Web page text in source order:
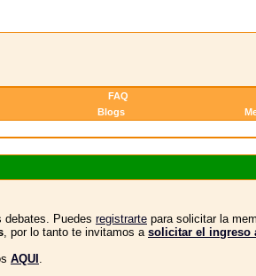
FAQ
Blogs
Puedes registrarte para solicitar la
, por lo tanto te invitamos a solicitar el ingreso
AQUI .